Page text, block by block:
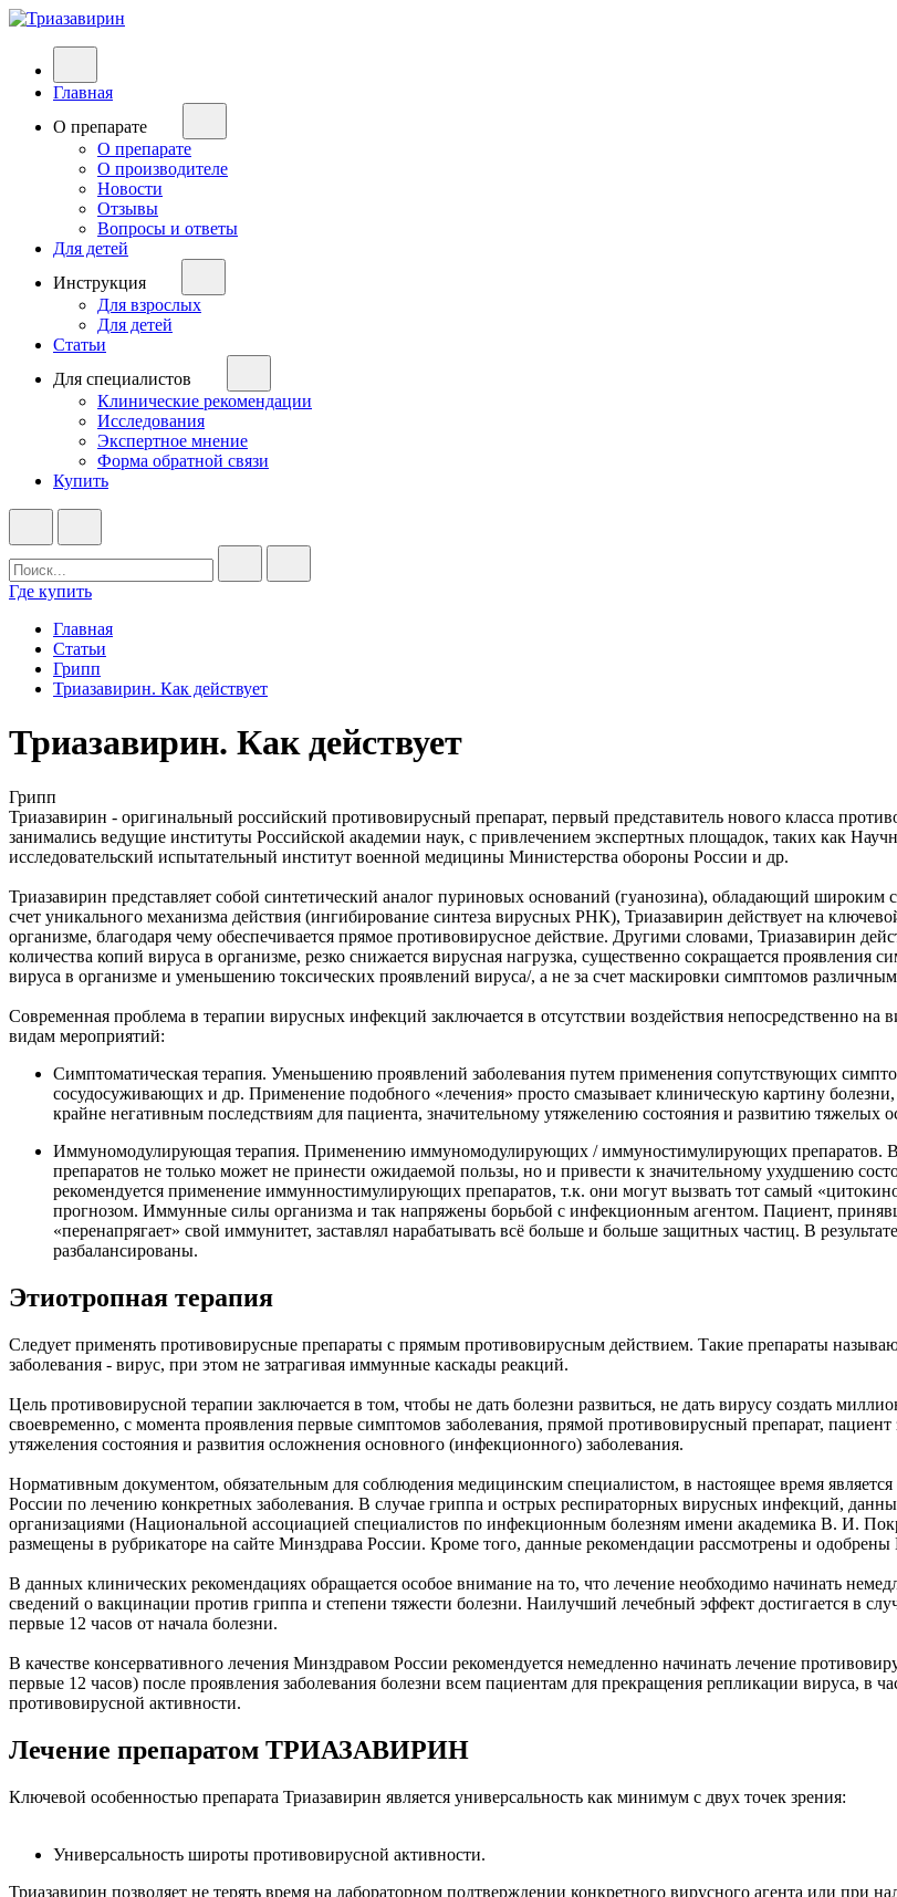
Главная
О препарате
О препарате
О производителе
Новости
Отзывы
Вопросы и ответы
Для детей
Инструкция
Для взрослых
Для детей
Статьи
Для специалистов
Клинические рекомендации
Исследования
Экспертное мнение
Форма обратной связи
Купить
Где купить
Главная
Статьи
Грипп
Триазавирин. Как действует
Триазавирин. Как действует
Грипп
Триазавирин - оригинальный российский противовирусный препарат, первый представитель нового класса
занимались ведущие институты Российской академии наук, с привлечением экспертных площадок, таких как
исследовательский испытательный институт военной медицины Министерства обороны России и др.
Триазавирин представляет собой синтетический аналог пуриновых оснований (гуанозина), обладающий
счет уникального механизма действия (ингибирование синтеза вирусных РНК), Триазавирин действует на
организме, благодаря чему обеспечивается прямое противовирусное действие. Другими словами, Триазавирин
количества копий вируса в организме, резко снижается вирусная нагрузка, существенно сокращается проявления
вируса в организме и уменьшению токсических проявлений вируса/, а не за счет маскировки симптомов
Современная проблема в терапии вирусных инфекций заключается в отсутствии воздействия непосредственно
видам мероприятий:
Симптоматическая терапия. Уменьшению проявлений заболевания путем применения сопутствующих
сосудосуживающих и др. Применение подобного «лечения» просто смазывает клиническую картину
крайне негативным последствиям для пациента, значительному утяжелению состояния и развитию тяжелых
Иммуномодулирующая терапия. Применению иммуномодулирующих / иммуностимулирующих препаратов. В
препаратов не только может не принести ожидаемой пользы, но и привести к значительному ухудшению
рекомендуется применение иммунностимулирующих препаратов, т.к. они могут вызвать тот самый
прогнозом. Иммунные силы организма и так напряжены борьбой с инфекционным агентом. Пациент,
«перенапрягает» свой иммунитет, заставлял нарабатывать всё больше и больше защитных частиц. В
разбалансированы.
Этиотропная терапия
Следует применять противовирусные препараты с прямым противовирусным действием. Такие препараты
заболевания - вирус, при этом не затрагивая иммунные каскады реакций.
Цель противовирусной терапии заключается в том, чтобы не дать болезни развиться, не дать вирусу создать
своевременно, с момента проявления первые симптомов заболевания, прямой противовирусный препарат, пациент
утяжеления состояния и развития осложнения основного (инфекционного) заболевания.
Нормативным документом, обязательным для соблюдения медицинским специалистом, в настоящее время
России по лечению конкретных заболевания. В случае гриппа и острых респираторных вирусных инфекций,
организациями (Национальной ассоциацией специалистов по инфекционным болезням имени академика В. И.
размещены в рубрикаторе на сайте Минздрава России. Кроме того, данные рекомендации рассмотрены и
В данных клинических рекомендациях обращается особое внимание на то, что лечение необходимо начинать
сведений о вакцинации против гриппа и степени тяжести болезни. Наилучший лечебный эффект достигается в
первые 12 часов от начала болезни.
В качестве консервативного лечения Минздравом России рекомендуется немедленно начинать лечение
первые 12 часов) после проявления заболевания болезни всем пациентам для прекращения репликации вируса, в
противовирусной активности.
Лечение препаратом ТРИАЗАВИРИН
Ключевой особенностью препарата Триазавирин является универсальность как минимум с двух точек зрения:
Универсальность широты противовирусной активности.
Триазавирин позволяет не терять время на лабораторном подтверждении конкретного вирусного агента или при